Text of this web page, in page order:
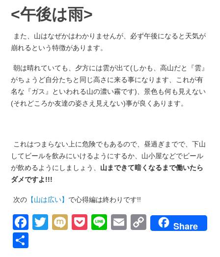
<午後は雨>
また、山はなぜかはわかりませんが、必ず午後になると天気が
崩れるという特徴があります。
朝は晴れていても、夕方には雲が出て(しかも、高山だと『雲』
がちょうど自分たちと同じ高さに来る事になります、これが有
名な『ガス』といわれる山の濃い霧です)、景色も何も見えない
(それどころか友達の姿さえ見えない)事が良くあります。
これはつまらない上に危険でもあるので、昼過ぎまでで、下山
してビールを飲みにいけるようにするか、山小屋などでビール
が飲めるようにしましょう、 山まできて暗くなるまで働いたら
ダメですよ!!!
次の【山は広い】 で心得編は終わりです!!
Facebook
Twitter
MixiPocket
LineEmail
CopyShare
共